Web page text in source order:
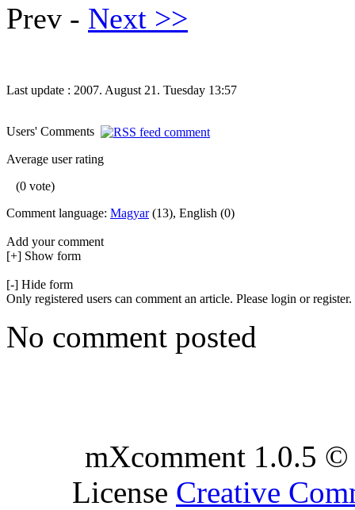
Prev - Next >>
Last update : 2007. August 21. Tuesday 13:57
Users' Comments
Average user rating
(0 vote)
Comment language: Magyar(13), English (0)
Add your comment
[+] Show form
[-] Hide form
Only registered users can comment an article. Please login or register.
No comment posted
mXcomment 1.0.5
License Creative